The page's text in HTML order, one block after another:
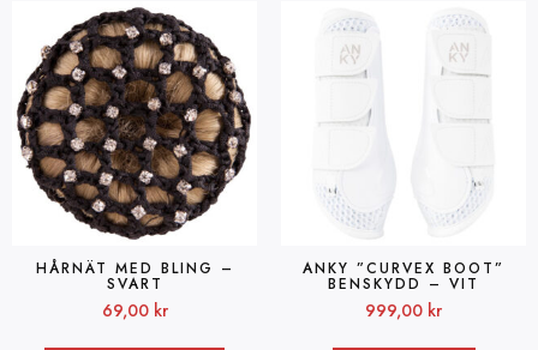
HÅRNÄT MED BLING –
SVART
69,00 kr
ANKY ”CURVEX BOOT”
BENSKYDD – VIT
999,00 kr